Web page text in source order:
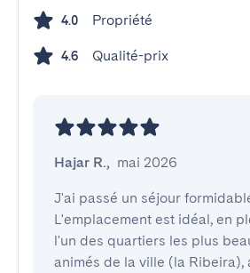
4.0 Propriété
4.6 Qualité-prix
Hajar R., mai 2026
J'ai passé un séjour
L'emplacement est idéal, en
l'un des quartiers les plus
animés de la ville (la Ribeira),